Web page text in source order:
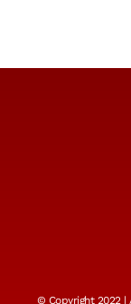
© Copyright 2022 |